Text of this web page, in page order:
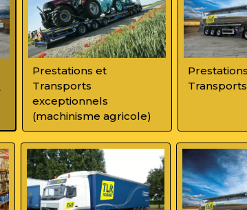
Prestations et
Transports
exceptionnels
(machinisme agricole)